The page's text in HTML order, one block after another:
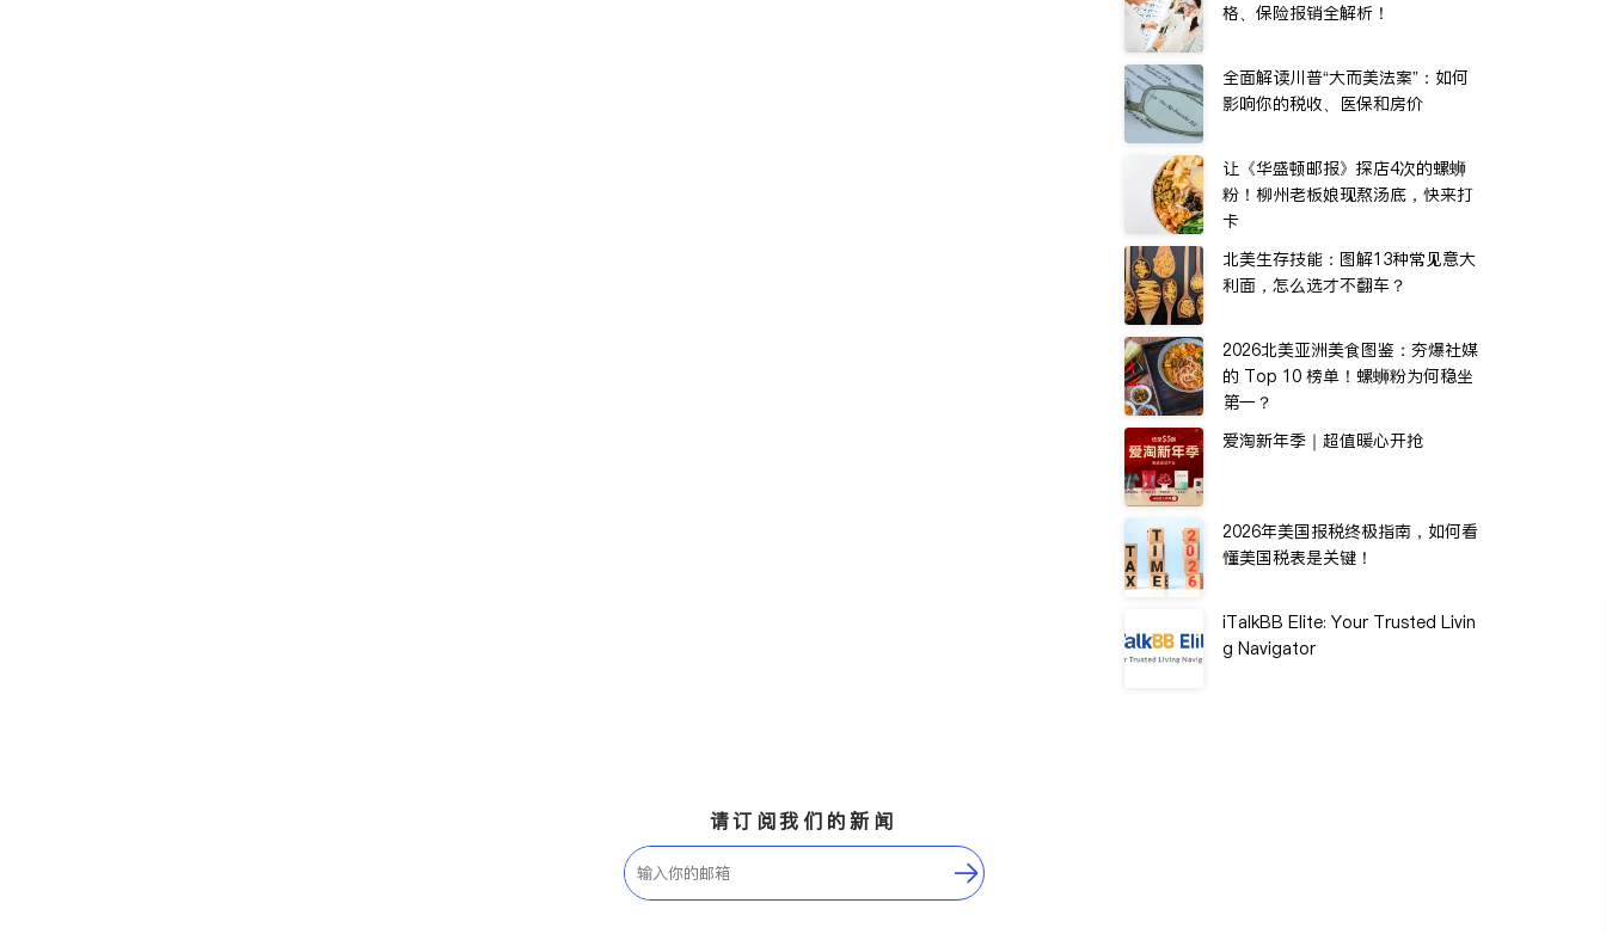
格、保险报销全解析！
全面解读川普“大而美法案”：如何
影响你的税收、医保和房价
让《华盛顿邮报》探店4次的螺蛳
粉！柳州老板娘现熬汤底，快来打
卡
北美生存技能：图解13种常见意大
利面，怎么选才不翻车？
2026北美亚洲美食图鉴：夯爆社媒
的 Top 10 榜单！螺蛳粉为何稳坐
第一？
爱淘新年季｜超值暖心开抢
2026年美国报税终极指南，如何看
懂美国税表是关键！
iTalkBB Elite: Your Trusted Livin
g Navigator
请订阅我们的新闻